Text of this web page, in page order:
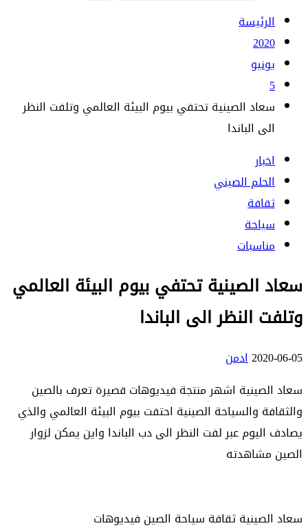
الرئيسة
2020
يونيو
5
سعاد الصينية تحتفي بيوم البيئة العالمي وتلفت النظر
الى الباندا
اخبار
الحلم الصيني
ثقافة
سياحة
مناسبات
سعاد الصينية تحتفي بيوم البيئة العالمي
وتلفت النظر الى الباندا
2020-06-05ادمن
سعاد الصينية اشهر منتجة فيديوهات قصيرة تعرف بالصين
والثقافة والسياحة الصينية احتفت بيوم البيئة العالمي والذي
يصادف اليوم عبر لفت النظر الى دب الباندا واين يمكن لزوار
الصين مشاهدته
سعاد الصينية ثقافة سياحة الصين فيديوهات